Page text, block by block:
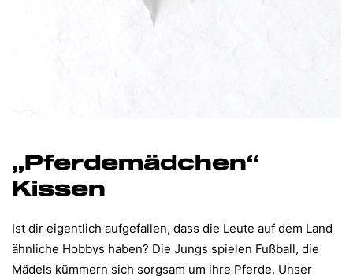
„Pferdemädchen“
Kissen
Ist dir eigentlich aufgefallen, dass die Leute auf dem Land
ähnliche Hobbys haben? Die Jungs spielen Fußball, die
Mädels kümmern sich sorgsam um ihre Pferde. Unser